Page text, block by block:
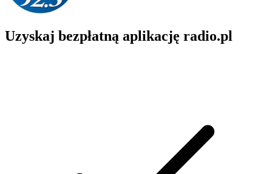
Uzyskaj bezpłatną aplikację radio.pl